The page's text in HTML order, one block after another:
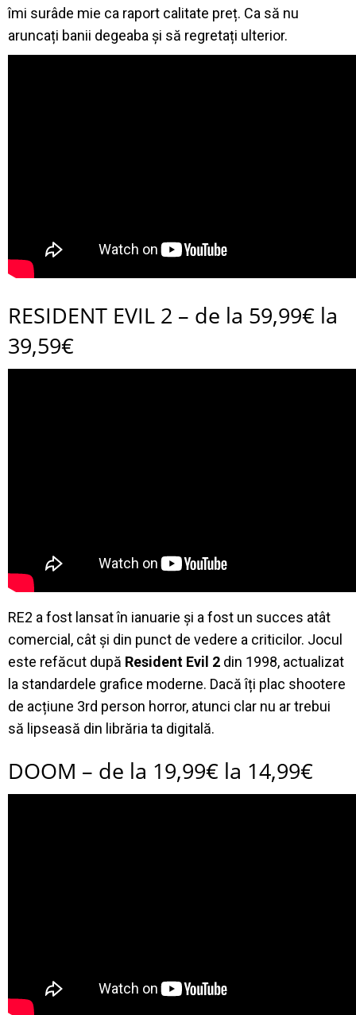
îmi surâde mie ca raport calitate preț. Ca să nu
aruncați banii degeaba și să regretați ulterior.
RESIDENT EVIL 2 – de la 59,99€ la
39,59€
RE2 a fost lansat în ianuarie și a fost un succes atât
comercial, cât și din punct de vedere a criticilor. Jocul
este refăcut după Resident Evil 2 din 1998, actualizat
la standardele grafice moderne. Dacă îți plac shootere
de acțiune 3rd person horror, atunci clar nu ar trebui
să lipseasă din librăria ta digitală.
DOOM – de la 19,99€ la 14,99€